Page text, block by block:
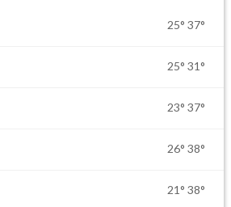
25° 37°
25° 31°
23° 37°
26° 38°
21° 38°